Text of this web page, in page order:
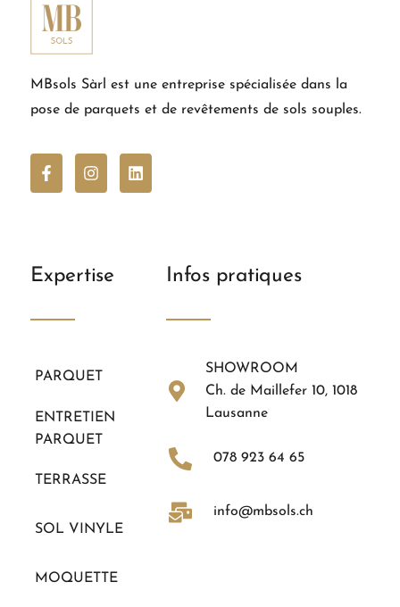
MBsols Sàrl est une entreprise spécialisée dans la
pose de parquets et de revêtements de sols souples.
Expertise
PARQUET
ENTRETIEN
PARQUET
TERRASSE
SOL VINYLE
MOQUETTE
Infos pratiques
SHOWROOM
Ch. de Maillefer 10, 1018
Lausanne
078 923 64 65
info@mbsols.ch